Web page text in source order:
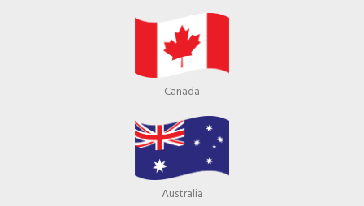
Canada
Australia